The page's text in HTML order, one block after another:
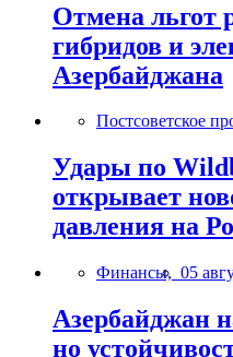
Отмена льгот
гибридов и
Азербайджана
Постсоветское
Удары по
открывает
давления на
Финансы, 05
Азербайджан
но